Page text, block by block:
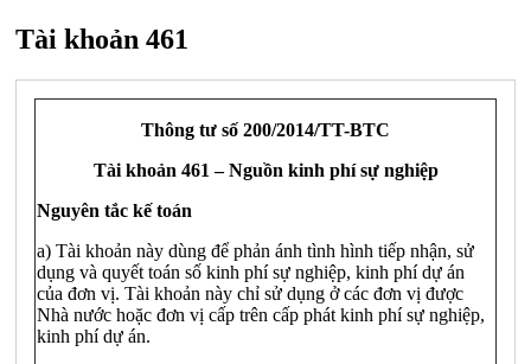
Tài khoản 461
Thông tư số 200/2014/TT-BTC
Tài khoản 461 – Nguồn kinh phí sự nghiệp
Nguyên tắc kế toán
a) Tài khoản này dùng để phản ánh tình hình tiếp nhận, sử
dụng và quyết toán số kinh phí sự nghiệp, kinh phí dự án
của đơn vị. Tài khoản này chỉ sử dụng ở các đơn vị được
Nhà nước hoặc đơn vị cấp trên cấp phát kinh phí sự nghiệp,
kinh phí dự án.